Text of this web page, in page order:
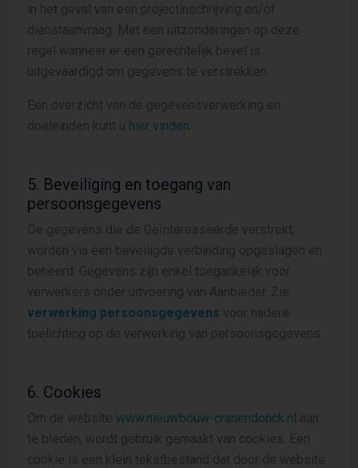
in het geval van een projectinschrijving en/of
dienstaanvraag. Met een uitzonderingen op deze
regel wanneer er een gerechtelijk bevel is
uitgevaardigd om gegevens te verstrekken.
Een overzicht van de gegevensverwerking en
doeleinden kunt u hier vinden
5. Beveiliging en toegang van
persoonsgegevens
De gegevens die de Geïnteresseerde verstrekt,
worden via een beveiligde verbinding opgeslagen en
beheerd. Gegevens zijn enkel toegankelijk voor
verwerkers onder uitvoering van Aanbieder. Zie
verwerking persoonsgegevens voor nadere
toelichting op de verwerking van persoonsgegevens.
6. Cookies
Om de website www.nieuwbouw-cranendonck.nl aan
te bieden, wordt gebruik gemaakt van cookies. Een
cookie is een klein tekstbestand dat door de website